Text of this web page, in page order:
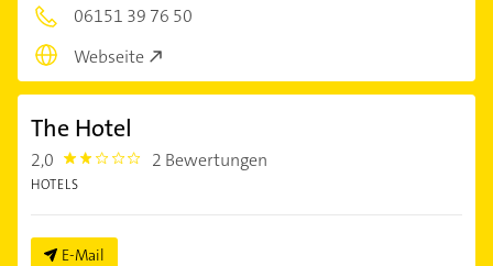
06151 39 76 50
Webseite
The Hotel
2,0 2.0 2 Bewertungen
HOTELS
E-Mail